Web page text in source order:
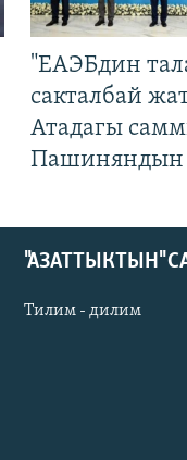
"ЕАЭБдин
сакталбай
Атадагы
"АЗАТТЫКТЫН"
Тилим - дилим